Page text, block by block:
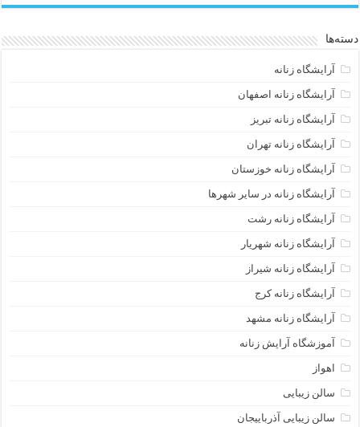
دسته‌ها
آرایشگاه زنانه
آرایشگاه زنانه اصفهان
آرایشگاه زنانه تبریز
آرایشگاه زنانه تهران
آرایشگاه زنانه خوزستان
آرایشگاه زنانه در سایر شهرها
آرایشگاه زنانه رشت
آرایشگاه زنانه شهریار
آرایشگاه زنانه شیراز
آرایشگاه زنانه کرج
آرایشگاه زنانه مشهد
آموزشگاه آرایش زنانه
اهواز
سالن زیبایی
سالن زیبایی آذرباییجان